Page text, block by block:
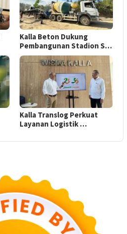
Kalla Beton Dukung
Pembangunan Stadion S…
Kalla Translog Perkuat
Layanan Logistik …